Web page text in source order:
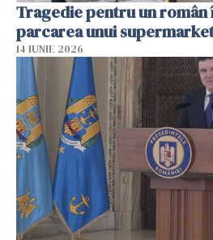
Tragedie pentru un român
parcarea unui
14 IUNIE 2026